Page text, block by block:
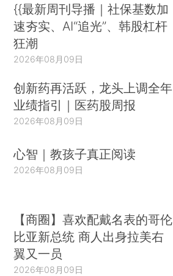
{{最新周刊导播｜社保基数加
速夯实、AI“追光”、韩股杠杆
狂潮
2026年08月09日
创新药再活跃，龙头上调全年
业绩指引｜医药股周报
2026年08月09日
心智｜教孩子真正阅读
2026年08月09日
【商圈】喜欢配戴名表的哥伦
比亚新总统 商人出身拉美右
翼又一员
2026年08月09日